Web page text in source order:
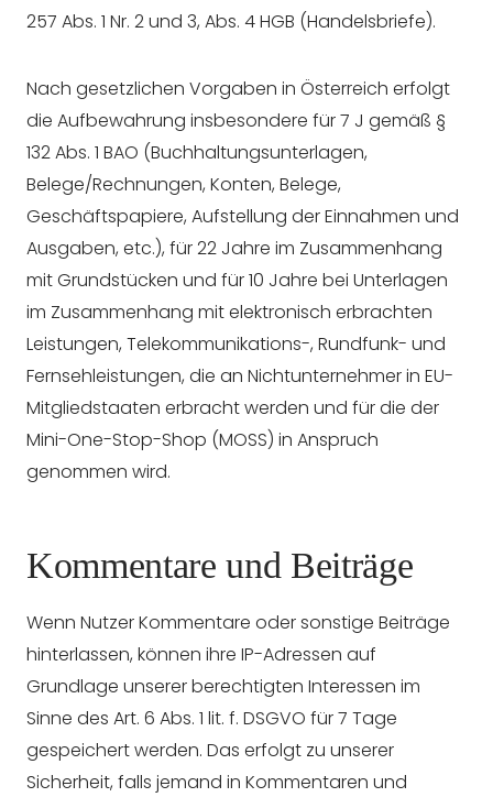
257 Abs. 1 Nr. 2 und 3, Abs. 4 HGB (Handelsbriefe).
Nach gesetzlichen Vorgaben in Österreich erfolgt
die Aufbewahrung insbesondere für 7 J gemäß §
132 Abs. 1 BAO (Buchhaltungsunterlagen,
Belege/Rechnungen, Konten, Belege,
Geschäftspapiere, Aufstellung der Einnahmen und
Ausgaben, etc.), für 22 Jahre im Zusammenhang
mit Grundstücken und für 10 Jahre bei Unterlagen
im Zusammenhang mit elektronisch erbrachten
Leistungen, Telekommunikations-, Rundfunk- und
Fernsehleistungen, die an Nichtunternehmer in EU-
Mitgliedstaaten erbracht werden und für die der
Mini-One-Stop-Shop (MOSS) in Anspruch
genommen wird.
Kommentare und Beiträge
Wenn Nutzer Kommentare oder sonstige Beiträge
hinterlassen, können ihre IP-Adressen auf
Grundlage unserer berechtigten Interessen im
Sinne des Art. 6 Abs. 1 lit. f. DSGVO für 7 Tage
gespeichert werden. Das erfolgt zu unserer
Sicherheit, falls jemand in Kommentaren und